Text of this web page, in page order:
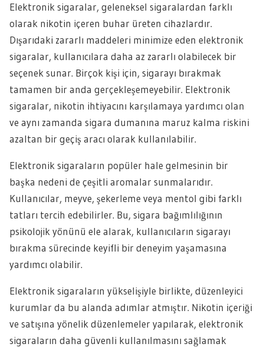
Elektronik sigaralar, geleneksel sigaralardan farklı
olarak nikotin içeren buhar üreten cihazlardır.
Dışarıdaki zararlı maddeleri minimize eden elektronik
sigaralar, kullanıcılara daha az zararlı olabilecek bir
seçenek sunar. Birçok kişi için, sigarayı bırakmak
tamamen bir anda gerçekleşemeyebilir. Elektronik
sigaralar, nikotin ihtiyacını karşılamaya yardımcı olan
ve aynı zamanda sigara dumanına maruz kalma riskini
azaltan bir geçiş aracı olarak kullanılabilir.
Elektronik sigaraların popüler hale gelmesinin bir
başka nedeni de çeşitli aromalar sunmalarıdır.
Kullanıcılar, meyve, şekerleme veya mentol gibi farklı
tatları tercih edebilirler. Bu, sigara bağımlılığının
psikolojik yönünü ele alarak, kullanıcıların sigarayı
bırakma sürecinde keyifli bir deneyim yaşamasına
yardımcı olabilir.
Elektronik sigaraların yükselişiyle birlikte, düzenleyici
kurumlar da bu alanda adımlar atmıştır. Nikotin içeriği
ve satışına yönelik düzenlemeler yapılarak, elektronik
sigaraların daha güvenli kullanılmasını sağlamak